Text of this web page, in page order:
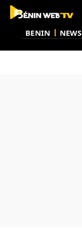
BENIN NEWS